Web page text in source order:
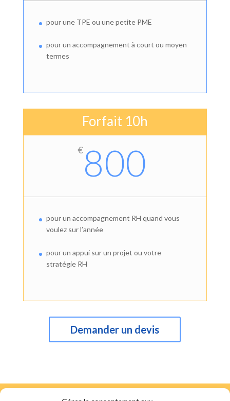
pour une TPE ou une petite PME
pour un accompagnement à court ou moyen
termes
Forfait 10h
€800
pour un accompagnement RH quand vous
voulez sur l’année
pour un appui sur un projet ou votre
stratégie RH
Demander un devis